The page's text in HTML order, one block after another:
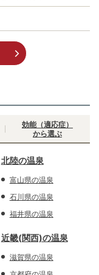
効能（適応症）
から選ぶ
北陸の温泉
富山県の温泉
石川県の温泉
福井県の温泉
近畿(関西)の温泉
滋賀県の温泉